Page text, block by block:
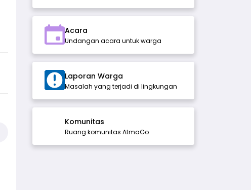
Acara
Undangan acara untuk warga
Laporan Warga
Masalah yang terjadi di lingkungan
Komunitas
Ruang komunitas AtmaGo